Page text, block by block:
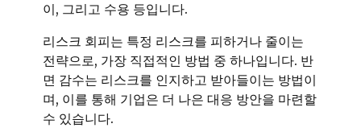
이, 그리고 수용 등입니다.
리스크 회피는 특정 리스크를 피하거나 줄이는
전략으로, 가장 직접적인 방법 중 하나입니다. 반
면 감수는 리스크를 인지하고 받아들이는 방법이
며, 이를 통해 기업은 더 나은 대응 방안을 마련할
수 있습니다.